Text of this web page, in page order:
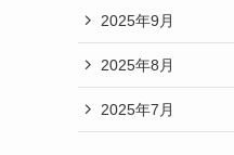
2025年9月
2025年8月
2025年7月